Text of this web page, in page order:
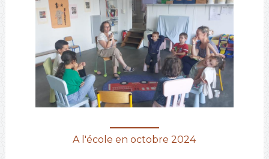
A l'école en octobre 2024